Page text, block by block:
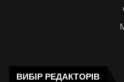
ВИБІР РЕДАКТОРІВ